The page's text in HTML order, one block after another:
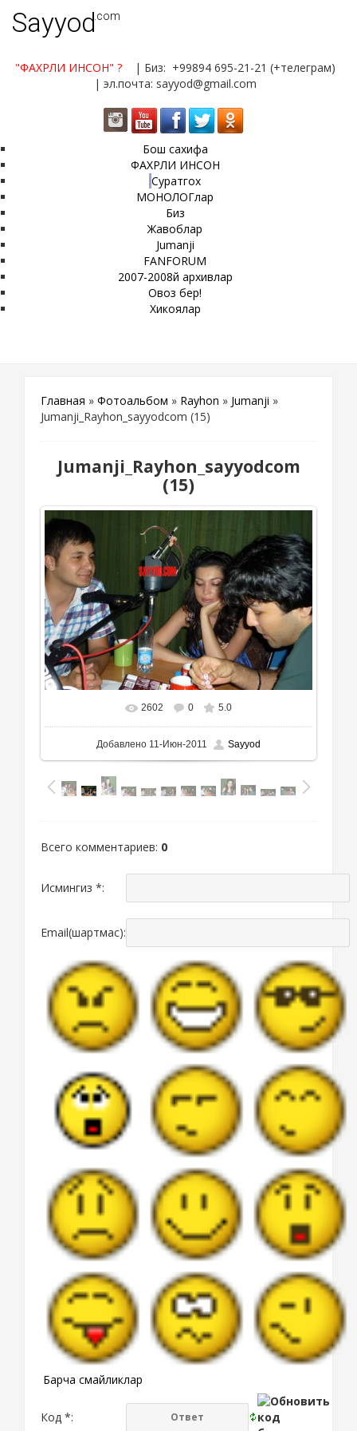
Sayyod.com
"ФАХРЛИ ИНСОН" ?
| Биз: +99894 695-21-21 (+телеграм)
| эл.почта: sayyod@gmail.com
Бош сахифа
ФАХРЛИ ИНСОН
Суратгох
МОНОЛОГлар
Биз
Жавоблар
Jumanji
FANFORUM
2007-2008й архивлар
Овоз бер!
Хикоялар
Главная » Фотоальбом » Rayhon » Jumanji »
Jumanji_Rayhon_sayyodcom (15)
Jumanji_Rayhon_sayyodcom
(15)
В реальном размере 596x400
2602 0 5.0
Добавлено 11-Июн-2011 Sayyod
Всего комментариев: 0
Исмингиз *:
Email(шартмас):
Барча смайликлар
Код *: